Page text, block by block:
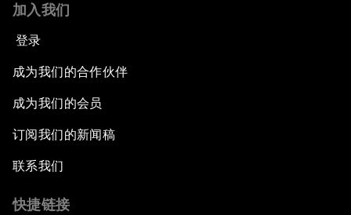
加入我们
登录
成为我们的合作伙伴
成为我们的会员
订阅我们的新闻稿
联系我们
快捷链接